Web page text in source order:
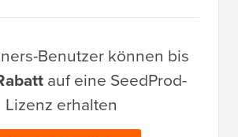
Benutzer können bis
auf eine SeedProd-
Lizenz erhalten